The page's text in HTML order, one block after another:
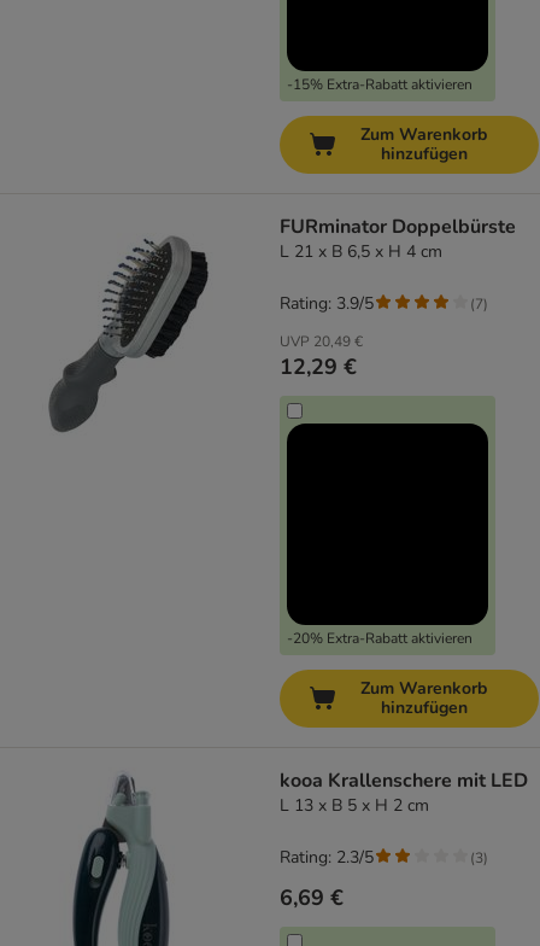
-15% Extra-Rabatt aktivieren
Zum Warenkorb
hinzufügen
FURminator Doppelbürste
L 21 x B 6,5 x H 4 cm
UVP 20,49 €
12,29 €
-20% Extra-Rabatt aktivieren
Rating: 3.9/5 (7)
Zum Warenkorb
hinzufügen
kooa Krallenschere mit LED
L 13 x B 5 x H 2 cm
6,69 €
Rating: 2.3/5 (3)